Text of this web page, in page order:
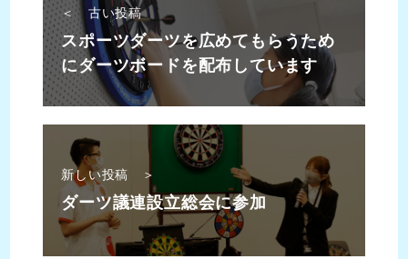
＜ 古い投稿
スポーツダーツを広めてもらうため
にダーツボードを配布しています
新しい投稿 ＞
ダーツ議連設立総会に参加